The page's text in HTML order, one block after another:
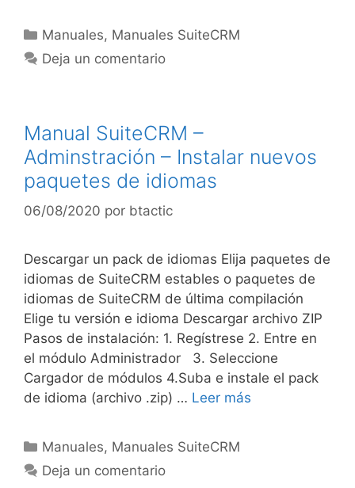
Manuales, Manuales SuiteCRM
Deja un comentario
Manual SuiteCRM –
Adminstración – Instalar nuevos
paquetes de idiomas
06/08/2020 por btactic
Descargar un pack de idiomas Elija paquetes de
idiomas de SuiteCRM estables o paquetes de
idiomas de SuiteCRM de última compilación
Elige tu versión e idioma Descargar archivo ZIP
Pasos de instalación: 1. Regístrese 2. Entre en
el módulo Administrador 3. Seleccione
Cargador de módulos 4.Suba e instale el pack
de idioma (archivo .zip) … Leer más
Manuales, Manuales SuiteCRM
Deja un comentario